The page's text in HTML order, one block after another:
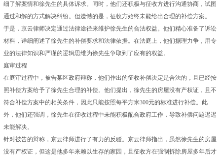
细了解案情和徐先生的具体诉求。同时，他们还积极与征收方进行沟通协商，试图
通过和解的方式解决纠纷。但遗憾的是，征收方始终未能给出合理的补偿方案。
于是，京云律师决定通过法律途径来维护徐先生的合法权益。他们精心准备了诉讼
材料，详细阐述了徐先生的补偿要求和法律依据。在法庭上，他们据理力争，用专
业的法律知识和严谨的逻辑思维为徐先生争取到了应有的权益。
庭审过程
在庭审过程中，被告某区政府辩称，他们作出的征收补偿决定是合法的，且已经按
照补偿方案给予了徐先生合理的补偿。他们提出，徐先生的房屋没有产权证，且不
符合补偿方案中的相关条件，因此只能按照每平方米300元的标准进行补偿。此
外，他们还强调，徐先生在征收过程中未能积极配合政府工作，导致补偿问题迟迟
未能解决。
针对被告的辩称，京云律师进行了有力的反驳。京云律师指出，虽然徐先生的房屋
没有产权证，但这是他多年来赖以生存的家园，且征收方在强制拆除房屋多年后才